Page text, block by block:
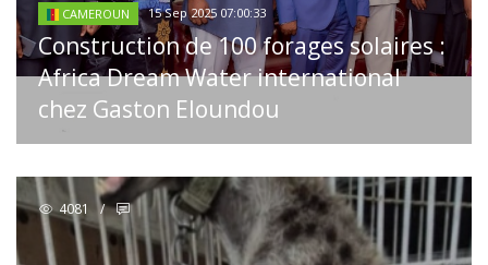
CAMEROUN 15 Sep 2025 07:00:33
Construction de 100 forages solaires :
Africa Dream Water international
chez Gaston Eloundou
4081 /